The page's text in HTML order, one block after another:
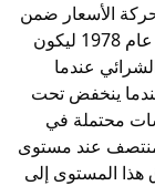
الأسعار ضمن
عام 1978 ليكون
عندما
البيعي عندما ينخفض تحت
محتملة في
عند مستوى
هذا المستوى إلى